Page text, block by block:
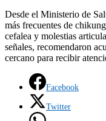
Desde el Ministerio de
más frecuentes de
cefalea y molestias
señales, recomendaron
cercano para recibir
Facebook
Twitter